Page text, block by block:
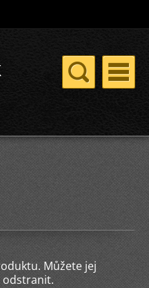
Můžete jej
odstranit.